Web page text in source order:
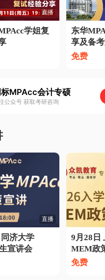
直播
学姐复
东华
享及备
免费
MPAcc会计专硕
公众号 获取考研咨询
直播
济大学
宣讲会
9月28日
MEM政
免费